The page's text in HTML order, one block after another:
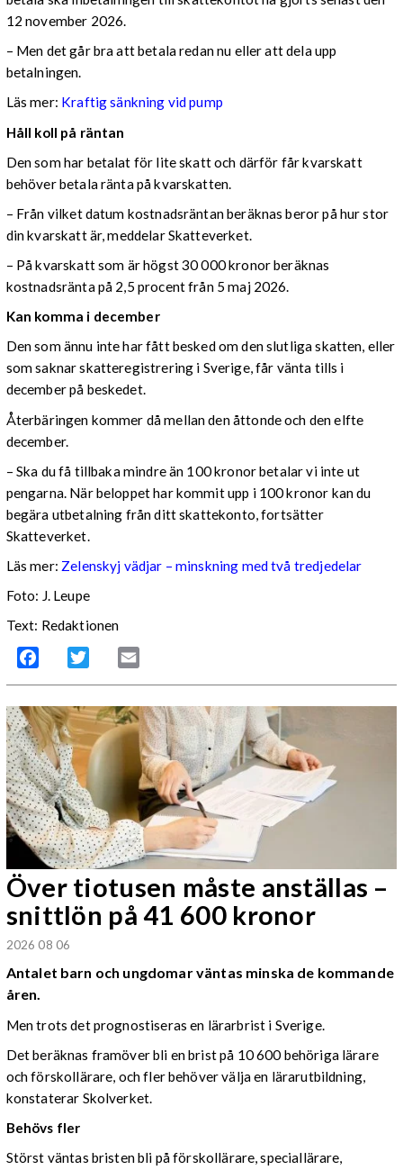
12 november 2026.
– Men det går bra att betala redan nu eller att dela upp
betalningen.
Läs mer: Kraftig sänkning vid pump
Håll koll på räntan
Den som har betalat för lite skatt och därför får kvarskatt
behöver betala ränta på kvarskatten.
– Från vilket datum kostnadsräntan beräknas beror på hur stor
din kvarskatt är, meddelar Skatteverket.
– På kvarskatt som är högst 30 000 kronor beräknas
kostnadsränta på 2,5 procent från 5 maj 2026.
Kan komma i december
Den som ännu inte har fått besked om den slutliga skatten, eller
som saknar skatteregistrering i Sverige, får vänta tills i
december på beskedet.
Återbäringen kommer då mellan den åttonde och den elfte
december.
– Ska du få tillbaka mindre än 100 kronor betalar vi inte ut
pengarna. När beloppet har kommit upp i 100 kronor kan du
begära utbetalning från ditt skattekonto, fortsätter
Skatteverket.
Läs mer: Zelenskyj vädjar – minskning med två tredjedelar
Foto: J. Leupe
Text: Redaktionen
Facebook Twitter
Över tiotusen måste anställas –
snittlön på 41 600 kronor
2026 08 06
Antalet barn och ungdomar väntas minska de kommande
åren.
Men trots det prognostiseras en lärarbrist i Sverige.
Det beräknas framöver bli en brist på 10 600 behöriga lärare
och förskollärare, och fler behöver välja en lärarutbildning,
konstaterar Skolverket.
Behövs fler
Störst väntas bristen bli på förskollärare, speciallärare,